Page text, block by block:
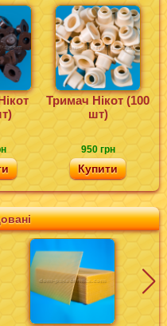
Тримач Нікот (100
шт)
950 грн
Купити